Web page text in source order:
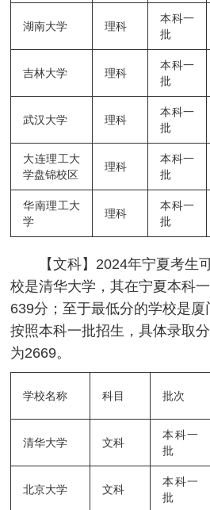
湖南大学 理科
本科一
批
吉林大学 理科
本科一
批
武汉大学 理科
本科一
批
大连理工大
学盘锦校区
理科
本科一
批
华南理工大
学
理科
本科一
批
【文科】2024年宁夏考生
校是清华大学，其在宁夏本科
639分；至于最低分的学校是
按照本科一批招生，具体录取
为2669。
学校名称 科目 批次
清华大学 文科
本科一
批
北京大学 文科
本科一
批